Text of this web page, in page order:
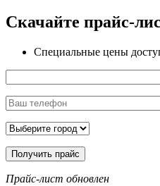
Скачайте прайс-
Специальные цены
Прайс-лист обновлен